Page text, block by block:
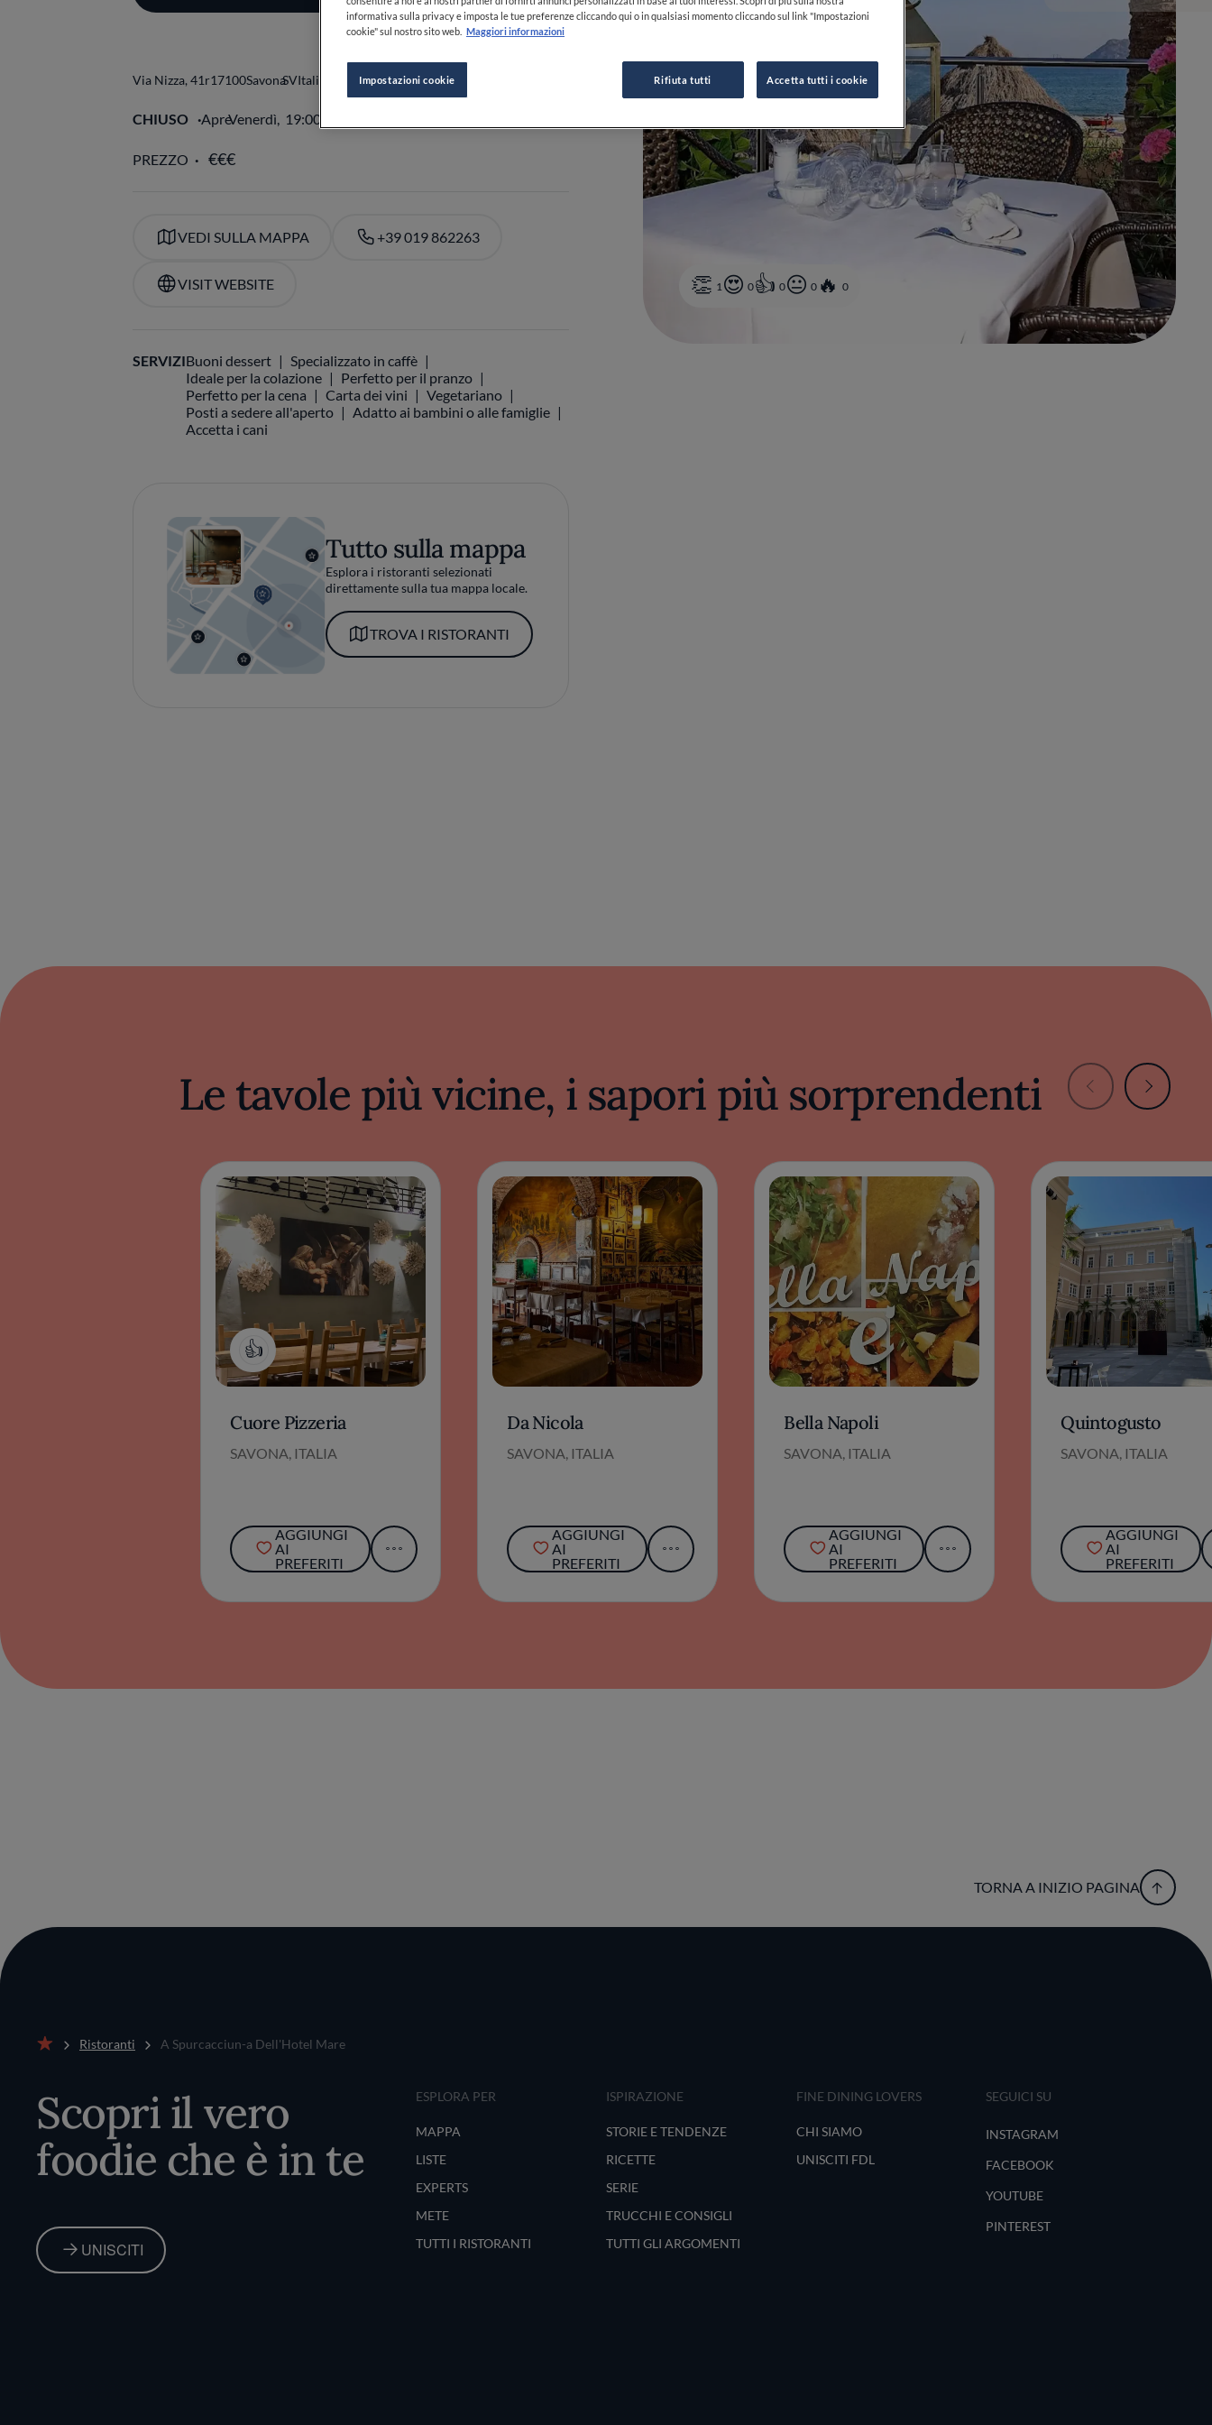
1 0 0 0 0
Via Nizza, 41r17100SavonaSVItalia
CHIUSO ApreVenerdì, 19:00-21:30
PREZZO
VEDI SULLA MAPPA +39 019 862263
VISIT WEBSITE
SERVIZIBuoni dessert
Specializzato in caffè
Ideale per la colazione
Perfetto per il pranzo
Perfetto per la cena
Carta dei vini
Vegetariano
Posti a sedere all'aperto
Adatto ai bambini o alle famiglie
Accetta i cani
Tutto sulla mappa
Esplora i ristoranti selezionati
direttamente sulla tua mappa locale.
TROVA I RISTORANTI
Le tavole più vicine, i sapori più sorprendenti
1
Cuore Pizzeria
SAVONA, ITALIA
AGGIUNGI
AI
PREFERITI
Da Nicola
SAVONA, ITALIA
AGGIUNGI
AI
PREFERITI
Bella Napoli
SAVONA, ITALIA
AGGIUNGI
AI
PREFERITI
Quintogusto
SAVONA, ITALIA
AGGIUNGI
AI
PREFERITI
TORNA A INIZIO PAGINA
Ristoranti A Spurcacciun-a Dell'Hotel Mare
Scopri il vero
foodie che è in te
UNISCITI
ESPLORA PER
MAPPA
LISTE
EXPERTS
METE
TUTTI I RISTORANTI
ISPIRAZIONE
STORIE E TENDENZE
RICETTE
SERIE
TRUCCHI E CONSIGLI
TUTTI GLI ARGOMENTI
FINE DINING LOVERS
CHI SIAMO
UNISCITI FDL
SEGUICI SU
INSTAGRAM
FACEBOOK
YOUTUBE
PINTEREST
informativa sulla privacy e imposta le tue preferenze cliccando qui o in qualsiasi momento cliccando sul link "Impostazioni
cookie" sul nostro sito web. Maggiori informazioni
Impostazioni cookie Rifiuta tutti Accetta tutti i cookie